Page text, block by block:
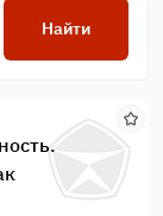
Найти